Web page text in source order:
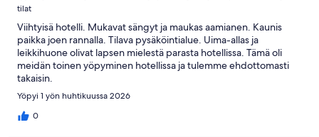
tilat
Viihtyisä hotelli. Mukavat sängyt ja maukas aamianen. Kaunis
paikka joen rannalla. Tilava pysäköintialue. Uima-allas ja
leikkihuone olivat lapsen mielestä parasta hotellissa. Tämä oli
meidän toinen yöpyminen hotellissa ja tulemme ehdottomasti
takaisin.
Yöpyi 1 yön huhtikuussa 2026
0